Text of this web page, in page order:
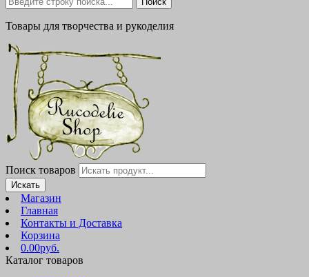
Товары для творчества и рукоделия
Поиск товаров
Искать
Магазин
Главная
Контакты и Доставка
Корзина
0.00руб.
Каталог товаров